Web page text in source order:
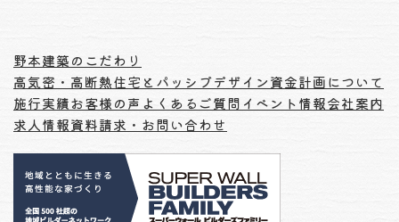
野本建築のこだわり
高気密・高断熱住宅とパッシブデザイン資金計画について
施行実績お客様の声よくあるご質問 イベント情報会社案内
求人情報資料請求・お問い合わせ